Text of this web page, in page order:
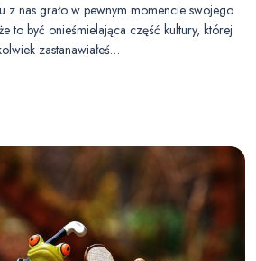
nas grało w pewnym momencie swojego
to być onieśmielająca część kultury, której
zastanawiałeś…